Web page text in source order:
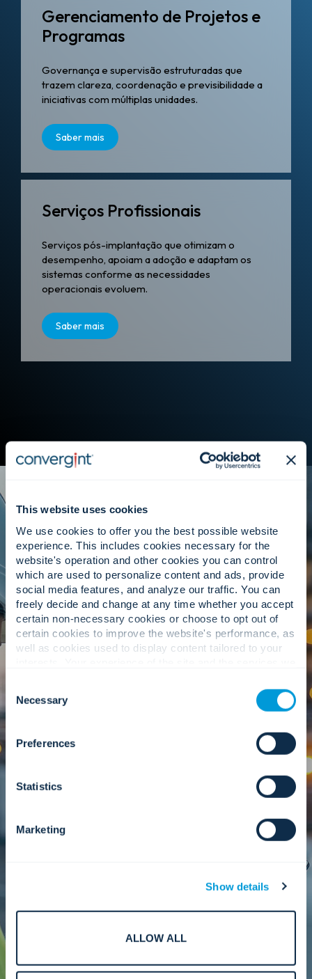
This website uses cookies
We use cookies to offer you the best possible website
experience. This includes cookies necessary for the
website's operation and other cookies you can control
which are used to personalize content and ads, provide
social media features, and analyze our traffic. You can
freely decide and change at any time whether you accept
certain non-necessary cookies or choose to opt out of
certain cookies to improve the website's performance, as
well as cookies used to display content tailored to your
cookies. Click "Show details" below for more information
about who we share your information with.
Selection
Necessary
Preferences
Statistics
Marketing
Show details
ALLOW ALL
Gerenciamento de Projetos e
Programas
Governança e supervisão estruturadas que
trazem clareza, coordenação e previsibilidade a
iniciativas com múltiplas unidades.
Saber mais
Serviços Profissionais
Serviços pós-implantação que otimizam o
desempenho, apoiam a adoção e adaptam os
sistemas conforme as necessidades
operacionais evoluem.
Saber mais
Serviço que oferece suporte à
disponibilidade e ao desempenho.
Suporte centralizado e permanente que reduz o
cria um caminho para um serviço proativo.
Manutenção preventiva e corretiva que protege
sistema a longo prazo.